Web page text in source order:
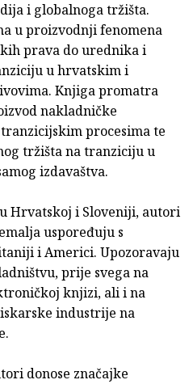
i globalnoga tržišta.
u proizvodnji fenomena
prava do urednika i
u hrvatskim i
Knjiga promatra
nakladničke
procesima te
tržišta na tranziciju u
izdavaštva.
Hrvatskoj i Sloveniji, autori
uspoređuju s
i Americi. Upozoravaju
prije svega na
knjizi, ali i na
industrije na
donose značajke